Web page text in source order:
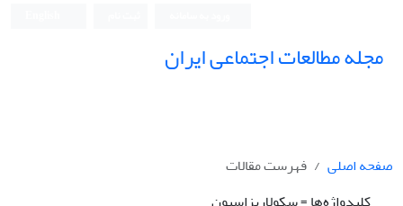
مجله مطالعات اجتماعی ایران
صفحه اصلی
فهرست مقالات